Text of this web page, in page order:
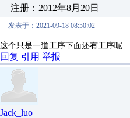
注册：2012年8月20日
发表于：2021-09-18 08:50:02
这个只是一道工序下面还有工序呢
回复 引用 举报
Jack_luo